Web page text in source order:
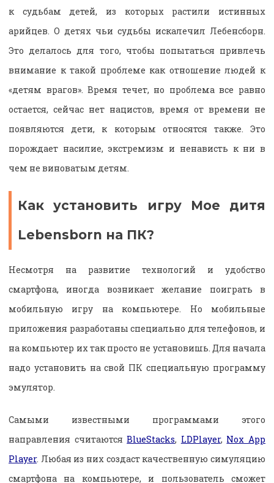
к судьбам детей, из которых растили истинных
арийцев. О детях чьи судьбы искалечил Лебенсборн.
Это делалось для того, чтобы попытаться привлечь
внимание к такой проблеме как отношение людей к
«детям врагов». Время течет, но проблема все равно
остается, сейчас нет нацистов, время от времени не
появляются дети, к которым относятся также. Это
порождает насилие, экстремизм и ненависть к ни в
чем не виноватым детям.
Как установить игру Мое дитя
Lebensborn на ПК?
Несмотря на развитие технологий и удобство
смартфона, иногда возникает желание поиграть в
мобильную игру на компьютере. Но мобильные
приложения разработаны специально для телефонов, и
на компьютер их так просто не установишь. Для начала
надо установить на свой ПК специальную программу
эмулятор.
Самыми известными программами этого
направления считаютсяBlueStacks, LDPlayer, Nox App
Player. Любая из них создаст качественную симуляцию
смартфона на компьютере, и пользователь сможет